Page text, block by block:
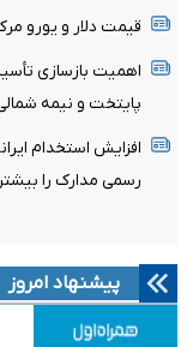
قیمت دلار و یورو مرکز
اهمیت بازسازی
پایتخت و نیمه
افزایش استخدام
رسمی مدارک را
پیشنهاد امروز